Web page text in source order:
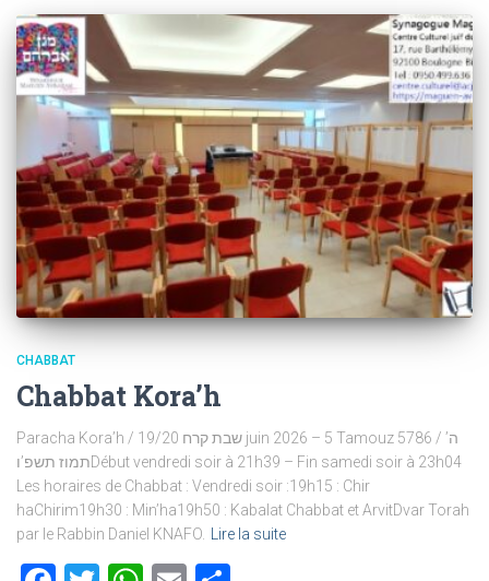
CHABBAT
Chabbat Kora’h
Paracha Kora’h / שבת קרח 19/20 juin 2026 – 5 Tamouz 5786 / ה’
תמוז תשפ’וDébut vendredi soir à 21h39 – Fin samedi soir à 23h04
Les horaires de Chabbat : Vendredi soir :19h15 : Chir
haChirim19h30 : Min’ha19h50 : Kabalat Chabbat et ArvitDvar Torah
par le Rabbin Daniel KNAFO. Lire la suite